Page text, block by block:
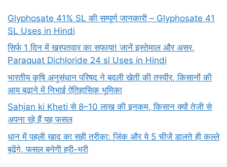
Glyphosate 41% SL की सम्पूर्ण जानकारी – Glyphosate 41
SL Uses in Hindi
सिर्फ 1 दिन में खरपतवार का सफाया! जानें इस्तेमाल और असर,
Paraquat Dichloride 24 sl Uses in Hindi
भारतीय कृषि अनुसंधान परिषद ने बदली खेती की तस्वीर, किसानों की
आय बढ़ाने में निभाई ऐतिहासिक भूमिका
Sahjan ki Kheti से 8–10 लाख की इनकम, किसान क्यों तेजी से
अपना रहे हैं यह फसल
धान में पहली खाद का सही तरीका: जिंक और ये 5 चीजें डालते ही कल्ले
बढ़ेंगे, फसल बनेगी हरी-भरी